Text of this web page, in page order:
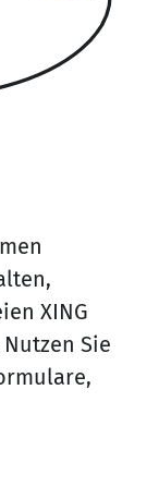
XING
Sie